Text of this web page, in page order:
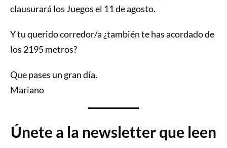
clausurará los Juegos el 11 de agosto.
Y tu querido corredor/a ¿también te has acordado de
los 2195 metros?
Que pases un gran día.
Mariano
Únete a la newsletter que leen